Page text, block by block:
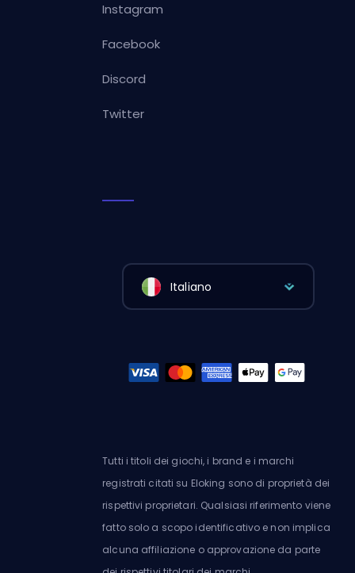
Instagram
Facebook
Discord
Twitter
Italiano
Tutti i titoli dei giochi, i brand e i marchi
registrati citati su Eloking sono di proprietà dei
rispettivi proprietari. Qualsiasi riferimento viene
fatto solo a scopo identificativo e non implica
alcuna affiliazione o approvazione da parte